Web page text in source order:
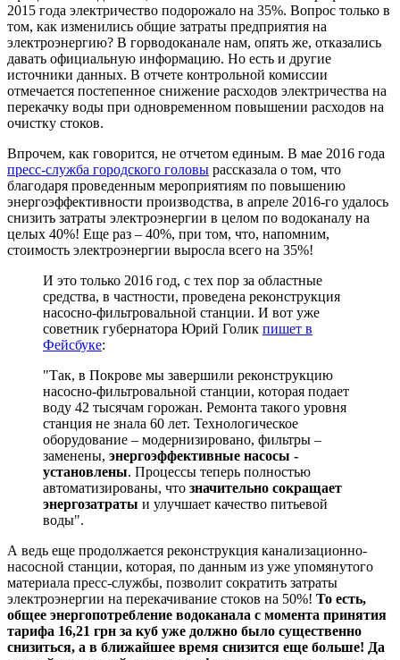
2015 года электричество подорожало на 35%. Вопрос только в
том, как изменились общие затраты предприятия на
электроэнергию? В горводоканале нам, опять же, отказались
давать официальную информацию. Но есть и другие
источники данных. В отчете контрольной комиссии
отмечается постепенное снижение расходов электричества на
перекачку воды при одновременном повышении расходов на
очистку стоков.
Впрочем, как говорится, не отчетом единым. В мае 2016 года
пресс-служба городского головы рассказала о том, что
благодаря проведенным мероприятиям по повышению
энергоэффективности производства, в апреле 2016-го удалось
снизить затраты электроэнергии в целом по водоканалу на
целых 40%! Еще раз – 40%, при том, что, напомним,
стоимость электроэнергии выросла всего на 35%!
И это только 2016 год, с тех пор за областные
средства, в частности, проведена реконструкция
насосно-фильтровальной станции. И вот уже
советник губернатора Юрий Голик пишет в
Фейсбуке:
"Так, в Покрове мы завершили реконструкцию
насосно-фильтровальной станции, которая подает
воду 42 тысячам горожан. Ремонта такого уровня
станция не знала 60 лет. Технологическое
оборудование – модернизировано, фильтры –
заменены, энергоэффективные насосы -
установлены. Процессы теперь полностью
автоматизированы, что значительно сокращает
энергозатраты и улучшает качество питьевой
воды".
А ведь еще продолжается реконструкция канализационно-
насосной станции, которая, по данным из уже упомянутого
материала пресс-службы, позволит сократить затраты
электроэнергии на перекачивание стоков на 50%! То есть,
общее энергопотребление водоканала с момента принятия
тарифа 16,21 грн за куб уже должно было существенно
снизиться, а в ближайшее время снизится еще больше! Да